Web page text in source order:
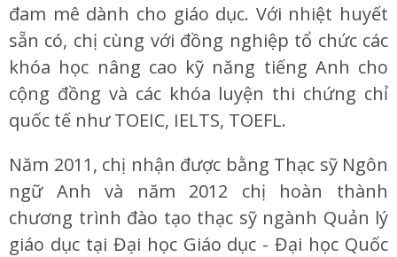
đam mê dành cho giáo dục. Với nhiệt huyết
sẵn có, chị cùng với đồng nghiệp tổ chức các
khóa học nâng cao kỹ năng tiếng Anh cho
cộng đồng và các khóa luyện thi chứng chỉ
quốc tế như TOEIC, IELTS, TOEFL.
Năm 2011, chị nhận được bằng Thạc sỹ Ngôn
ngữ Anh và năm 2012 chị hoàn thành
chương trình đào tạo thạc sỹ ngành Quản lý
giáo dục tại Đại học Giáo dục - Đại học Quốc